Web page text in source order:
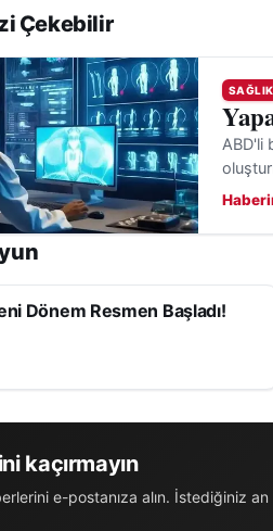
Çekebilir
SAĞLIK
ABD'li
Dönem Resmen Başladı!
kaçırmayın
e-postanıza alın. İstediğiniz an